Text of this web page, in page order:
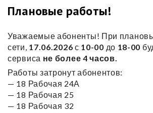
Плановые работы!
Уважаемые абоненты! При
сети, 17.06.2026 с 10-00 до 18-00
сервиса не более 4 часов.
Работы затронут абонентов:
— 18 Рабочая 24А
— 18 Рабочая 25
— 18 Рабочая 32